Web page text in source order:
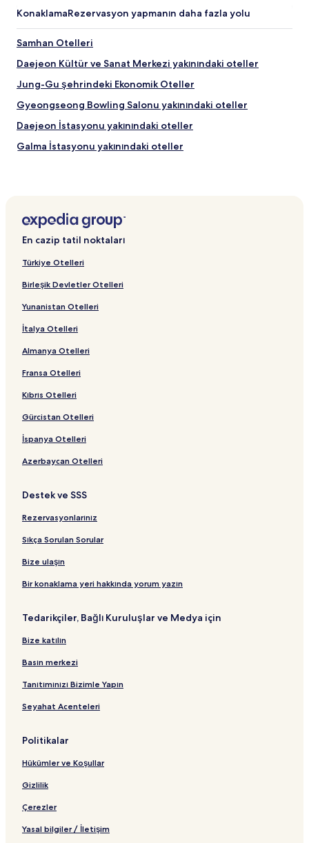
KonaklamaRezervasyon yapmanın daha fazla yolu
Samhan Otelleri
Daejeon Kültür ve Sanat Merkezi yakınındaki oteller
Jung-Gu şehrindeki Ekonomik Oteller
Gyeongseong Bowling Salonu yakınındaki oteller
Daejeon İstasyonu yakınındaki oteller
Galma İstasyonu yakınındaki oteller
Senu-Ri Otelleri
Namdari Otelleri
Almoe Otelleri
Kongju-Mal Otelleri
Daejeon Otelleri
Daejeon Secheon İstasyonu yakınındaki oteller
Hanbat Arboretumu yakınındaki oteller
Daejeon şehrindeki Lüks Oteller
Hanbat Stadyumu yakınındaki oteller
Daejeon O-World yakınındaki oteller
Musu Otelleri
Dunsan-Dong Otelleri
Daejeon Konumundaki 2 Yıldızlı Oteller
Daejeon Yönetim Kompleksi İstasyonu yakınındaki oteller
Daejeon şehrindeki Aile Dostu Oteller
Namseon Park Ortak Spor Salonu yakınındaki oteller
Bomunsan Parkı yakınındaki oteller
Royal Bowling Salonu yakınındaki oteller
Daejeon Sanat Müzesi yakınındaki oteller
Dong-Gu şehrindeki Otoparklı Oteller
Gold Bowling Salonu yakınındaki oteller
Jung-Gu Konumundaki 2 Yıldızlı Oteller
Seo-Gu Otelleri
Daejeon Konumundaki 3 Yıldızlı Oteller
Sanso-Gol Otelleri
Yuseong Otelleri
En cazip tatil noktaları
Türkiye Otelleri
Birleşik Devletler Otelleri
Yunanistan Otelleri
İtalya Otelleri
Almanya Otelleri
Fransa Otelleri
Kıbrıs Otelleri
Gürcistan Otelleri
İspanya Otelleri
Azerbaycan Otelleri
Destek ve SSS
Rezervasyonlarınız
Sıkça Sorulan Sorular
Bize ulaşın
Bir konaklama yeri hakkında yorum yazın
Tedarikçiler, Bağlı Kuruluşlar ve Medya için
Bize katılın
Basın merkezi
Tanıtımınızı Bizimle Yapın
Seyahat Acenteleri
Politikalar
Hükümler ve Koşullar
Gizlilik
Çerezler
Yasal bilgiler / İletişim